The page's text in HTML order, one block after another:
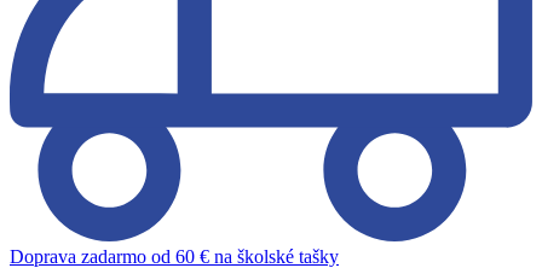
Doprava zadarmo od 60 € na školské tašky